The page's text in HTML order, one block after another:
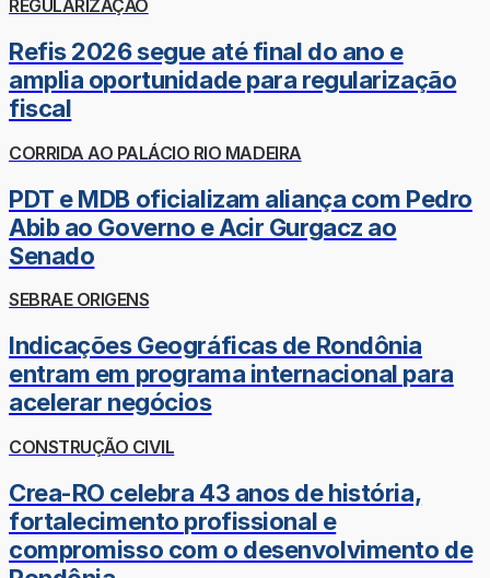
REGULARIZAÇÃO
Refis 2026 segue até final do ano e
amplia oportunidade para regularização
fiscal
CORRIDA AO PALÁCIO RIO MADEIRA
PDT e MDB oficializam aliança com Pedro
Abib ao Governo e Acir Gurgacz ao
Senado
SEBRAE ORIGENS
Indicações Geográficas de Rondônia
entram em programa internacional para
acelerar negócios
CONSTRUÇÃO CIVIL
Crea-RO celebra 43 anos de história,
fortalecimento profissional e
compromisso com o desenvolvimento de